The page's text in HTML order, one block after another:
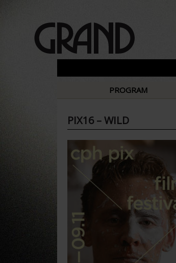
PROGRAM
PIX16 – WILD